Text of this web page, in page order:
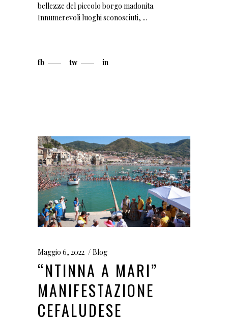
bellezze del piccolo borgo madonita.
Innumerevoli luoghi sconosciuti,
fb tw in
Maggio 6, 2022 Blog
“NTINNA A MARI”
MANIFESTAZIONE
CEFALUDESE